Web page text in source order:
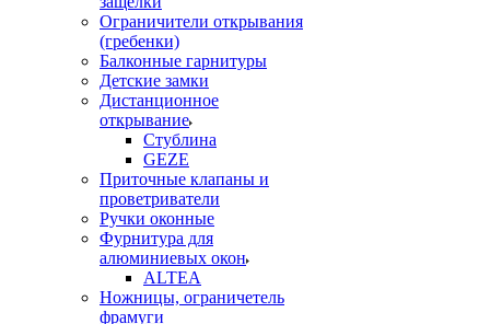
Ограничители открывания
(гребенки)
Балконные гарнитуры
Детские замки
Дистанционное
открывание
Стублина
GEZE
Приточные клапаны и
проветриватели
Ручки оконные
Фурнитура для
алюминиевых окон
ALTEA
Ножницы, ограничетель
фрамуги